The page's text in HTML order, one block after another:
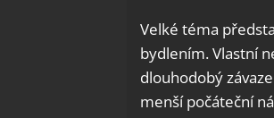
Velké téma
bydlením. Vlastní
dlouhodobý
menší počáteční